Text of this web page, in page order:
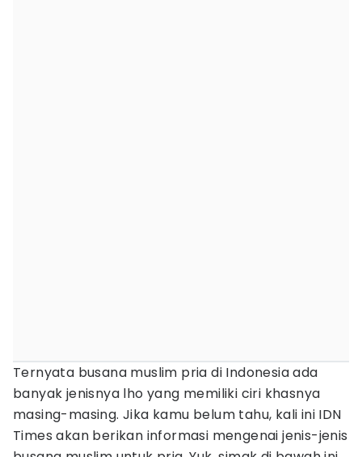
Ternyata busana muslim pria di Indonesia ada
banyak jenisnya lho yang memiliki ciri khasnya
masing-masing. Jika kamu belum tahu, kali ini IDN
Times akan berikan informasi mengenai jenis-jenis